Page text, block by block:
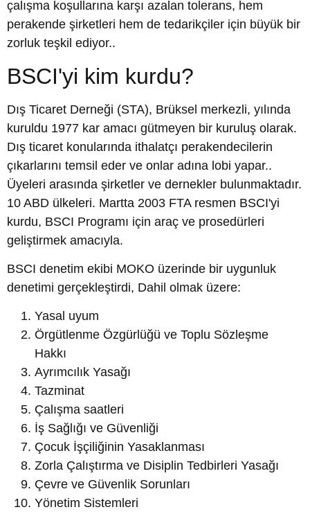
çalışma koşullarına karşı azalan tolerans, hem
perakende şirketleri hem de tedarikçiler için büyük bir
zorluk teşkil ediyor..
BSCI'yi kim kurdu?
Dış Ticaret Derneği (STA), Brüksel merkezli, yılında
kuruldu 1977 kar amacı gütmeyen bir kuruluş olarak.
Dış ticaret konularında ithalatçı perakendecilerin
çıkarlarını temsil eder ve onlar adına lobi yapar..
Üyeleri arasında şirketler ve dernekler bulunmaktadır.
10 ABD ülkeleri. Martta 2003 FTA resmen BSCI'yi
kurdu, BSCI Programı için araç ve prosedürleri
geliştirmek amacıyla.
BSCI denetim ekibi MOKO üzerinde bir uygunluk
denetimi gerçekleştirdi, Dahil olmak üzere:
Yasal uyum
Örgütlenme Özgürlüğü ve Toplu Sözleşme
Hakkı
Ayrımcılık Yasağı
Tazminat
Çalışma saatleri
İş Sağlığı ve Güvenliği
Çocuk İşçiliğinin Yasaklanması
Zorla Çalıştırma ve Disiplin Tedbirleri Yasağı
Çevre ve Güvenlik Sorunları
Yönetim Sistemleri